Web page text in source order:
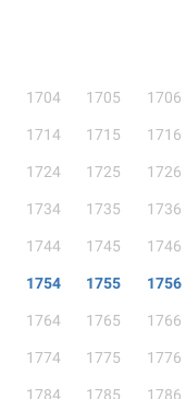
1704 1705 1706
1714 1715 1716
1724 1725 1726
1734 1735 1736
1744 1745 1746
1754 1755 1756
1764 1765 1766
1774 1775 1776
1784 1785 1786